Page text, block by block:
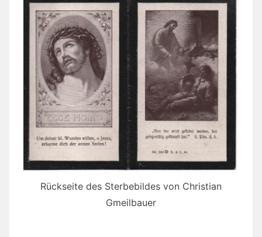
Rückseite des Sterbebildes von Christian
Gmeilbauer